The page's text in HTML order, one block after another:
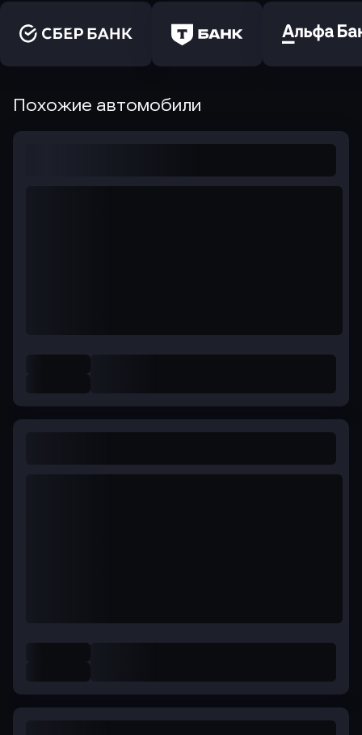
Похожие автомобили